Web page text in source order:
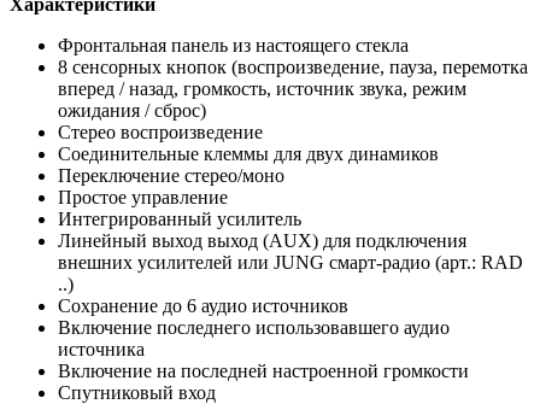
Фронтальная панель из настоящего стекла
8 сенсорных кнопок (воспроизведение, пауза, перемотка
вперед / назад, громкость, источник звука, режим
ожидания / сброс)
Стерео воспроизведение
Соединительные клеммы для двух динамиков
Переключение стерео/моно
Простое управление
Интегрированный усилитель
Линейный выход выход (AUX) для подключения
внешних усилителей или JUNG смарт-радио (арт.: RAD
..)
Сохранение до 6 аудио источников
Включение последнего использовавшего аудио
источника
Включение на последней настроенной громкости
Спутниковый вход